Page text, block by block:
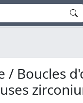
/ Boucles